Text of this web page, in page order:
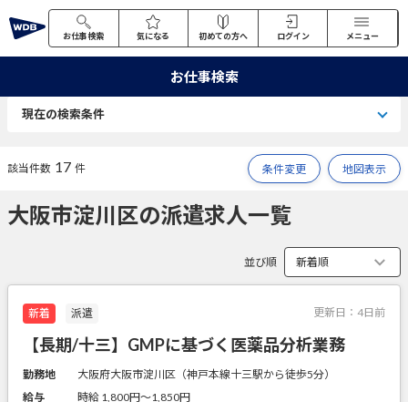
お仕事検索 気になる 初めての方へ ログイン メニュー
お仕事検索
現在の検索条件
該当件数 17 件 条件変更 地図表示
大阪市淀川区の派遣求人一覧
並び順
新着 派遣 更新日： 4日前
【長期/十三】GMPに基づく医薬品分析業務
勤務地
大阪府大阪市淀川区（神戸本線十三駅から徒歩5分）
給与
時給 1,800円〜1,850円